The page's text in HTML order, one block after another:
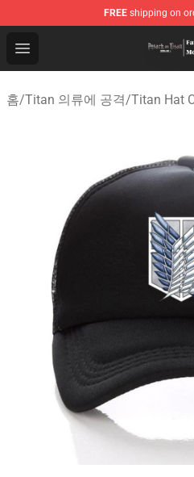
FREE shipping on
Open menu
Attack On Titan Store -
홈/Titan 의류에 공격/Titan Hat